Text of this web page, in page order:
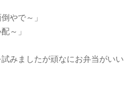
やで～」
～」
みましたが頑なにお弁当がいい